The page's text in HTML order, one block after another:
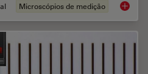
Microscópios de medição How to